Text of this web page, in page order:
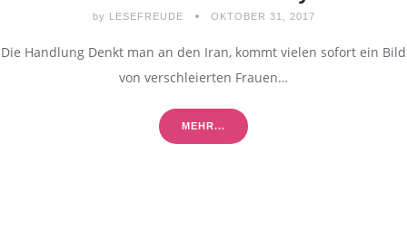
by LESEFREUDE OKTOBER 31, 2017
Die Handlung Denkt man an den Iran, kommt vielen sofort ein Bild
von verschleierten Frauen…
MEHR...